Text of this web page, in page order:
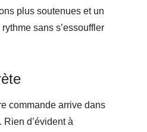
plus soutenues et un
sans s’essouffler
commande arrive dans
d’évident à